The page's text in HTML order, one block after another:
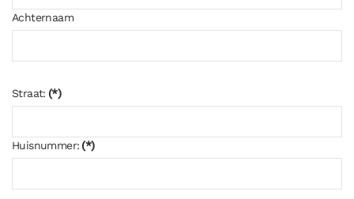
Achternaam
Straat: (*)
Huisnummer: (*)